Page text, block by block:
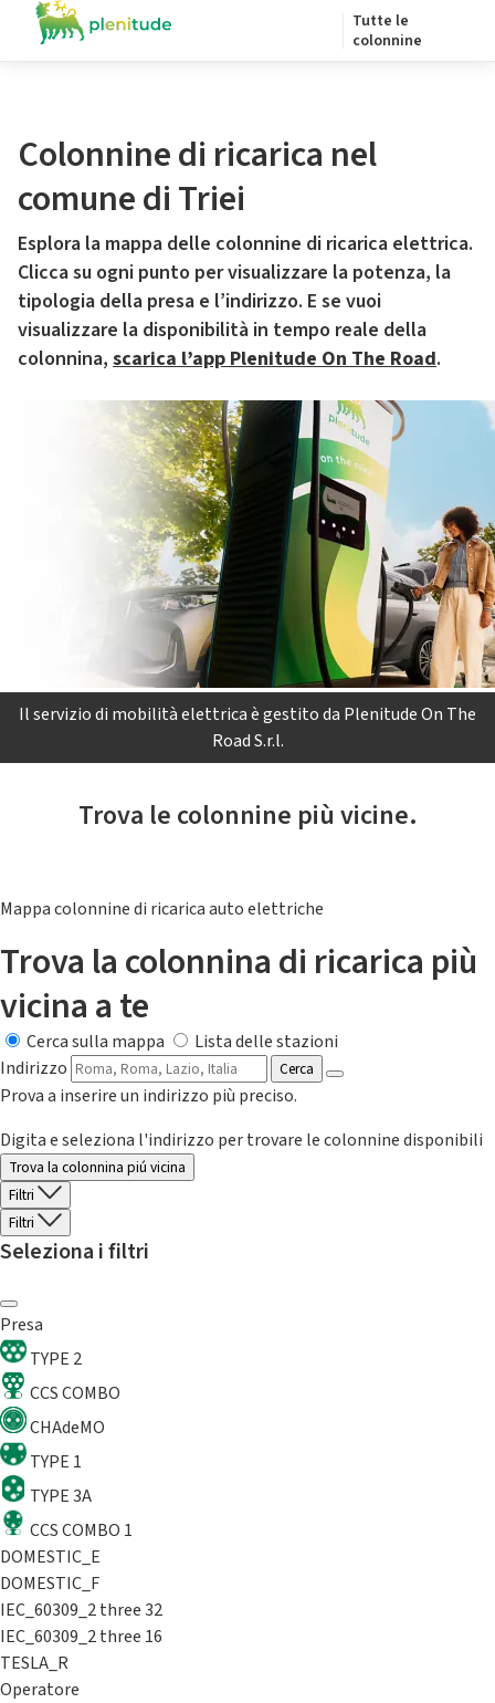
Tutte le
colonnine
Colonnine di ricarica nel
comune di Triei
Esplora la mappa delle colonnine di ricarica elettrica.
Clicca su ogni punto per visualizzare la potenza, la
tipologia della presa e l’indirizzo. E se vuoi
visualizzare la disponibilità in tempo reale della
colonnina, scarica l’app Plenitude On The Road.
Il servizio di mobilità elettrica è gestito da Plenitude On The
Road S.r.l.
Trova le colonnine più vicine.
Mappa colonnine di ricarica auto elettriche
Trova la colonnina di ricarica più
vicina a te
Cerca sulla mappa
Lista delle stazioni
Indirizzo
Cerca
Prova a inserire un indirizzo più preciso.
Digita e seleziona l'indirizzo per trovare le colonnine disponibili
Trova la colonnina piú vicina
Filtri
Filtri
Seleziona i filtri
Presa
TYPE 2
CCS COMBO
CHAdeMO
TYPE 1
TYPE 3A
CCS COMBO 1
DOMESTIC_E
DOMESTIC_F
IEC_60309_2 three 32
IEC_60309_2 three 16
TESLA_R
Operatore